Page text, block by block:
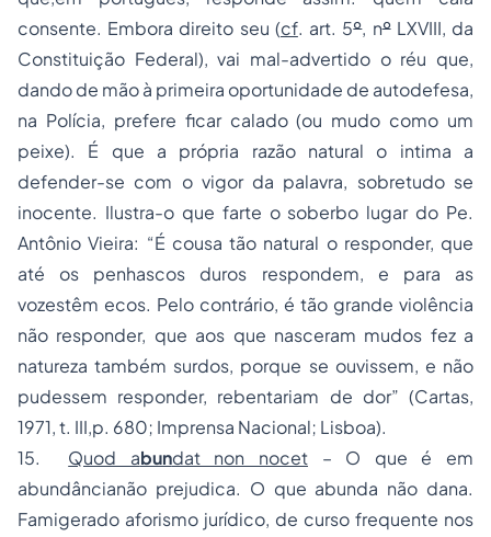
consente. Embora direito seu (cf. art. 5º, nºLXVIII, da
Constituição Federal), vai mal-advertido o réu que,
dando de mão à primeira oportunidade de autodefesa,
na Polícia, prefere ficar calado (ou mudo como um
peixe). É que a própria razão natural o intima a
defender-se com o vigor da palavra, sobretudo se
inocente. Ilustra-o que farte o soberbo lugar do Pe.
Antônio Vieira: “É cousa tão natural o responder, que
até os penhascos duros respondem, e para as
vozestêm ecos. Pelo contrário, é tão grande violência
não responder, que aos que nasceram mudos fez a
natureza também surdos, porque se ouvissem, e não
pudessem responder, rebentariam de dor” (Cartas,
1971, t. III,p. 680; Imprensa Nacional; Lisboa).
15. Quod abundat non nocet – O que é em
abundâncianão prejudica. O que abunda não dana.
Famigerado aforismo jurídico, de curso frequente nos